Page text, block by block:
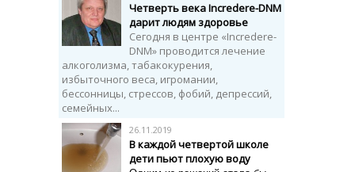
Четверть века Incredere-DNM
дарит людям здоровье
Сегодня в центре «Incredere-
DNM» проводится лечение
алкоголизма, табакокурения,
избыточного веса, игромании,
бессонницы, стрессов, фобий, депрессий,
семейных...
26.11.2019
В каждой четвертой школе
дети пьют плохую воду